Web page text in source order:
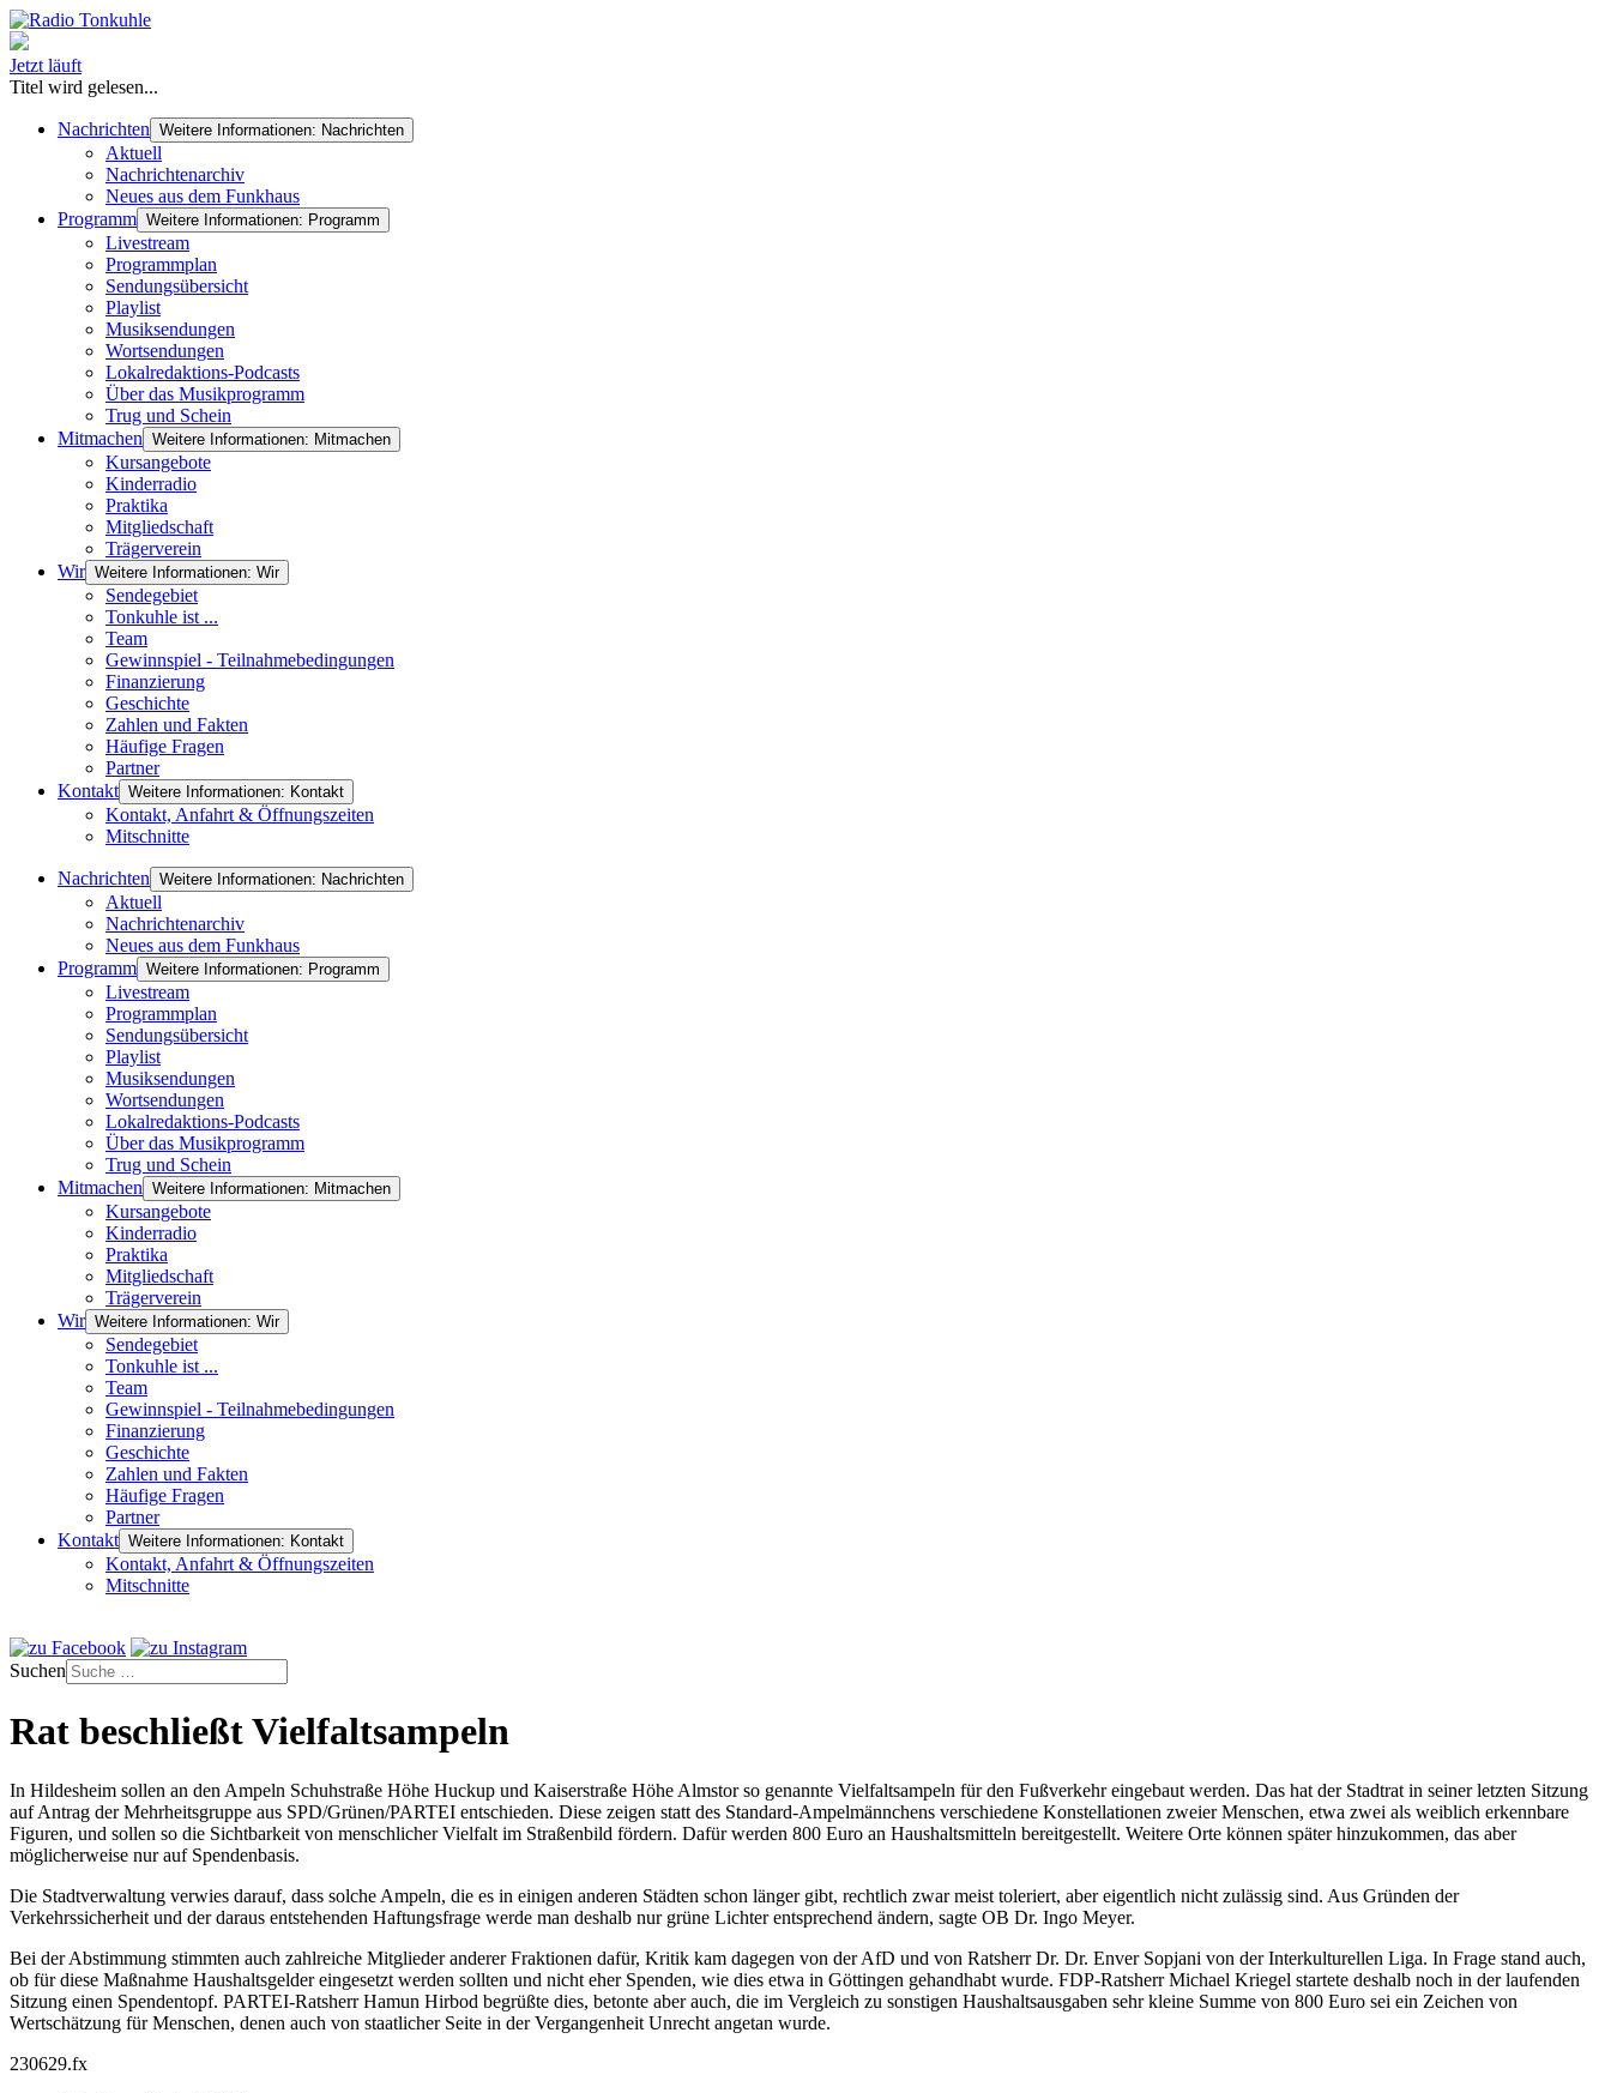
Jetzt läuft
Titel wird gelesen...
Nachrichten Weitere Informationen: Nachrichten
Aktuell
Nachrichtenarchiv
Neues aus dem Funkhaus
Programm Weitere Informationen: Programm
Livestream
Programmplan
Sendungsübersicht
Playlist
Musiksendungen
Wortsendungen
Lokalredaktions-Podcasts
Über das Musikprogramm
Trug und Schein
Mitmachen Weitere Informationen: Mitmachen
Kursangebote
Kinderradio
Praktika
Mitgliedschaft
Trägerverein
Wir Weitere Informationen: Wir
Sendegebiet
Tonkuhle ist ...
Team
Gewinnspiel - Teilnahmebedingungen
Finanzierung
Geschichte
Zahlen und Fakten
Häufige Fragen
Partner
Kontakt Weitere Informationen: Kontakt
Kontakt, Anfahrt & Öffnungszeiten
Mitschnitte
Nachrichten Weitere Informationen: Nachrichten
Aktuell
Nachrichtenarchiv
Neues aus dem Funkhaus
Programm Weitere Informationen: Programm
Livestream
Programmplan
Sendungsübersicht
Playlist
Musiksendungen
Wortsendungen
Lokalredaktions-Podcasts
Über das Musikprogramm
Trug und Schein
Mitmachen Weitere Informationen: Mitmachen
Kursangebote
Kinderradio
Praktika
Mitgliedschaft
Trägerverein
Wir Weitere Informationen: Wir
Sendegebiet
Tonkuhle ist ...
Team
Gewinnspiel - Teilnahmebedingungen
Finanzierung
Geschichte
Zahlen und Fakten
Häufige Fragen
Partner
Kontakt Weitere Informationen: Kontakt
Kontakt, Anfahrt & Öffnungszeiten
Mitschnitte
Suchen
Rat beschließt Vielfaltsampeln
In Hildesheim sollen an den Ampeln Schuhstraße Höhe Huckup und Kaiserstraße Höhe Almstor so genannte Vielfaltsampeln für den Fußverkehr eingebaut werden. Das hat der Stadtrat in seiner letzten Sitzung
auf Antrag der Mehrheitsgruppe aus SPD/Grünen/PARTEI entschieden. Diese zeigen statt des Standard-Ampelmännchens verschiedene Konstellationen zweier Menschen, etwa zwei als weiblich erkennbare
Figuren, und sollen so die Sichtbarkeit von menschlicher Vielfalt im Straßenbild fördern. Dafür werden 800 Euro an Haushaltsmitteln bereitgestellt. Weitere Orte können später hinzukommen, das aber
möglicherweise nur auf Spendenbasis.
Die Stadtverwaltung verwies darauf, dass solche Ampeln, die es in einigen anderen Städten schon länger gibt, rechtlich zwar meist toleriert, aber eigentlich nicht zulässig sind. Aus Gründen der
Verkehrssicherheit und der daraus entstehenden Haftungsfrage werde man deshalb nur grüne Lichter entsprechend ändern, sagte OB Dr. Ingo Meyer.
Bei der Abstimmung stimmten auch zahlreiche Mitglieder anderer Fraktionen dafür, Kritik kam dagegen von der AfD und von Ratsherr Dr. Dr. Enver Sopjani von der Interkulturellen Liga. In Frage stand auch,
ob für diese Maßnahme Haushaltsgelder eingesetzt werden sollten und nicht eher Spenden, wie dies etwa in Göttingen gehandhabt wurde. FDP-Ratsherr Michael Kriegel startete deshalb noch in der laufenden
Sitzung einen Spendentopf. PARTEI-Ratsherr Hamun Hirbod begrüßte dies, betonte aber auch, die im Vergleich zu sonstigen Haushaltsausgaben sehr kleine Summe von 800 Euro sei ein Zeichen von
Wertschätzung für Menschen, denen auch von staatlicher Seite in der Vergangenheit Unrecht angetan wurde.
230629.fx